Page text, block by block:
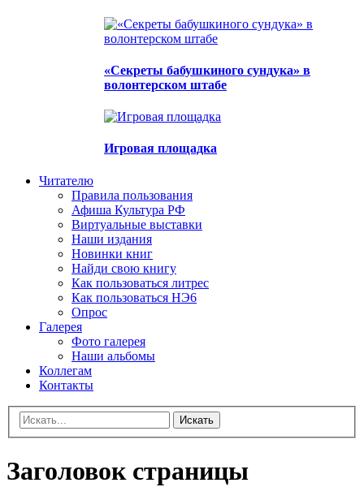
«Секреты бабушкиного сундука» в
волонтерском штабе
Игровая площадка
Читателю
Правила пользования
Афиша Культура РФ
Виртуальные выставки
Наши издания
Новинки книг
Найди свою книгу
Как пользоваться литрес
Как пользоваться НЭ6
Опрос
Галерея
Фото галерея
Наши альбомы
Коллегам
Контакты
Искать
Заголовок страницы